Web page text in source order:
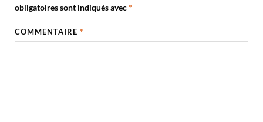
obligatoires sont indiqués avec*
COMMENTAIRE*